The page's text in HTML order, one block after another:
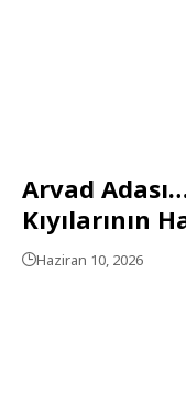
Arvad
Kıyılarının
Haziran 10, 2026